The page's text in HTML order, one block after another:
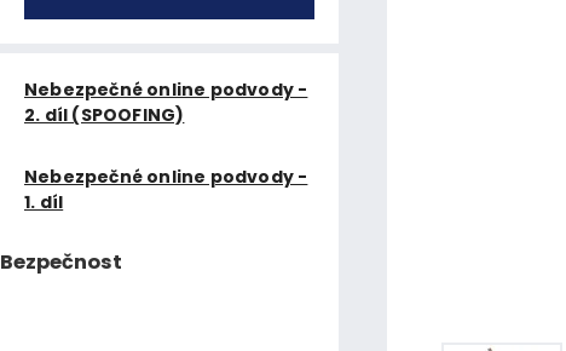
Nebezpečné online podvody -
2. díl (SPOOFING)
Nebezpečné online podvody -
1. díl
Bezpečnost